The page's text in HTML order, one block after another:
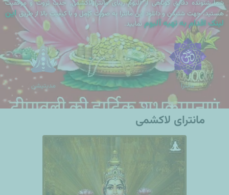
شما شنونده دقایق کوتاهی از آلبوم زیبای مانترا لاکشمی, جذب ثروت و موفقیت
هستید، جهت شنیدن و دانلود این مانترا به صورت کامل و با کیفیت بالا از طریق این
لینک اقدام به تهیه آلبوم نمایید.
مانترا مدیتیشن
مانترای لاکشمی